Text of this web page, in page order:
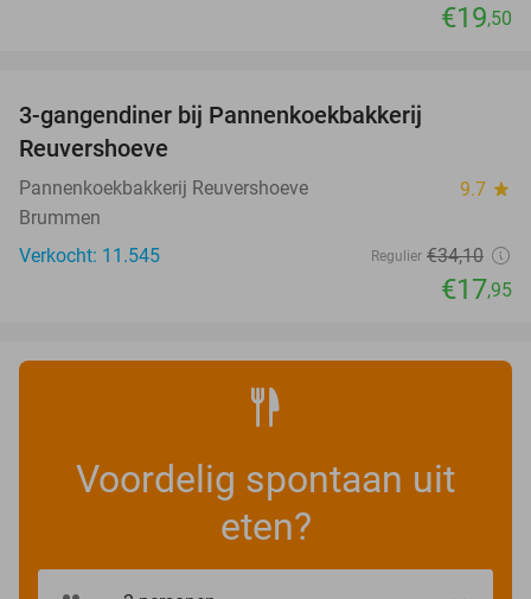
€19,50
3-gangendiner bij Pannenkoekbakkerij
Reuvershoeve
Pannenkoekbakkerij Reuvershoeve 9.7 star
Brummen
Verkocht: 11.545
Regulier €34,10
€17,95
Voordelig spontaan uit
eten?